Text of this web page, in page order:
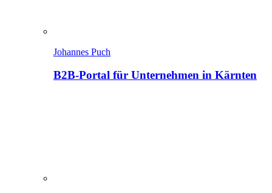
Johannes Puch
B2B-Portal für Unternehmen in Kärnten